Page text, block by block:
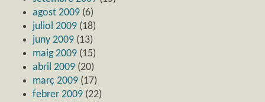
agost 2009 (6)
juliol 2009 (18)
juny 2009 (13)
maig 2009 (15)
abril 2009 (20)
març 2009 (17)
febrer 2009 (22)